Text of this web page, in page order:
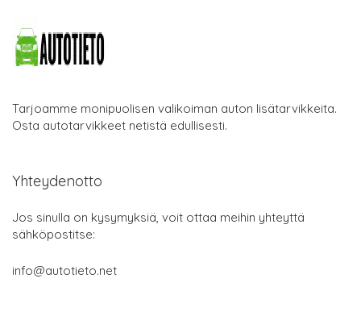
Tarjoamme monipuolisen valikoiman auton lisätarvikkeita.
Osta autotarvikkeet netistä edullisesti.
Yhteydenotto
Jos sinulla on kysymyksiä, voit ottaa meihin yhteyttä
sähköpostitse:
info@autotieto.net